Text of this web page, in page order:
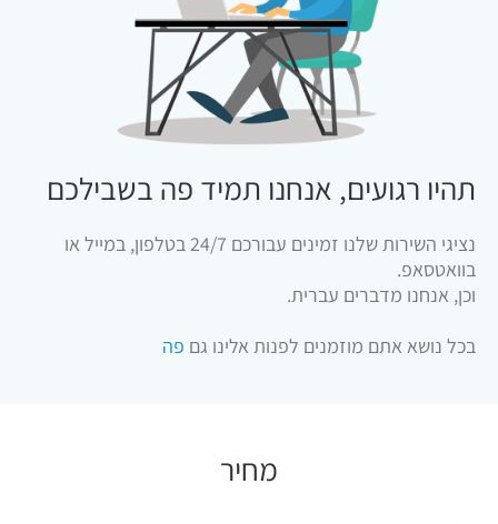
תהיו רגועים, אנחנו תמיד פה בשבילכם
נציגי השירות שלנו זמינים עבורכם 24/7 בטלפון, במייל או
בוואטסאפ.
וכן, אנחנו מדברים עברית.
בכל נושא אתם מוזמנים לפנות אלינו גם פה
מחיר